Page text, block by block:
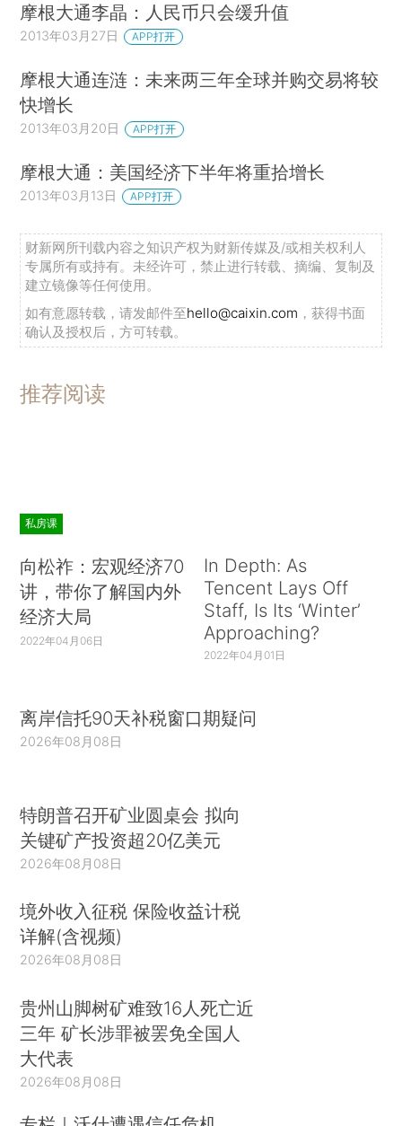
摩根大通李晶：人民币只会缓升值
2013年03月27日 APP打开
摩根大通连涟：未来两三年全球并购交易将较
快增长
2013年03月20日 APP打开
摩根大通：美国经济下半年将重拾增长
2013年03月13日 APP打开
财新网所刊载内容之知识产权为财新传媒及/或相关权利人
专属所有或持有。未经许可，禁止进行转载、摘编、复制及
建立镜像等任何使用。
如有意愿转载，请发邮件至hello@caixin.com ，获得书面
确认及授权后，方可转载。
推荐阅读
私房课
向松祚：宏观经济70
讲，带你了解国内外
经济大局
2022年04月06日
In Depth: As
Tencent Lays Off
Staff, Is Its ‘Winter’
Approaching?
2022年04月01日
离岸信托90天补税窗口期疑问
2026年08月08日
特朗普召开矿业圆桌会 拟向
关键矿产投资超20亿美元
2026年08月08日
境外收入征税 保险收益计税
详解(含视频)
2026年08月08日
贵州山脚树矿难致16人死亡近
三年 矿长涉罪被罢免全国人
大代表
2026年08月08日